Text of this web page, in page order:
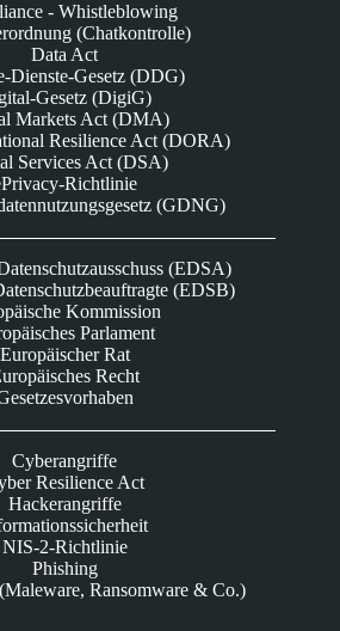
- Whistleblowing
(Chatkontrolle)
Data Act
Dienste-Gesetz (DDG)
Gesetz (DigiG)
Markets Act (DMA)
Resilience Act (DORA)
Services Act (DSA)
Richtlinie
(GDNG)
(EDSA)
(EDSB)
Kommission
Parlament
Europäischer Rat
Recht
Cyberangriffe
Resilience Act
Hackerangriffe
NIS-2-Richtlinie
Phishing
Ransomware & Co.)